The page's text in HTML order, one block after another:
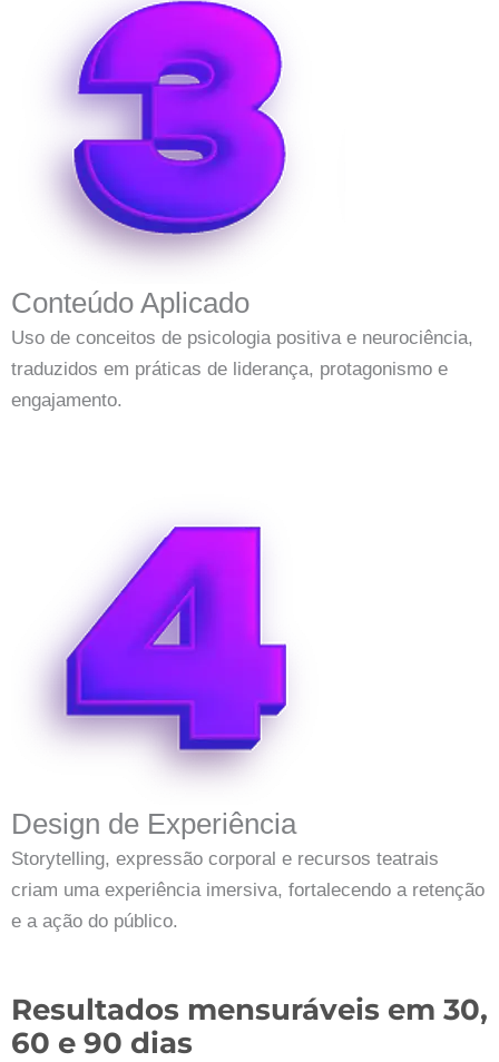
Conteúdo Aplicado
Uso de conceitos de psicologia positiva e neurociência,
traduzidos em práticas de liderança, protagonismo e
engajamento.
Design de Experiência
Storytelling, expressão corporal e recursos teatrais
criam uma experiência imersiva, fortalecendo a retenção
e a ação do público.
Resultados mensuráveis em 30,
60 e 90 dias